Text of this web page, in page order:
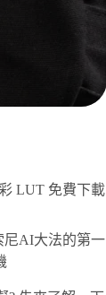
LUT 免費下載
尼AI大法的第一